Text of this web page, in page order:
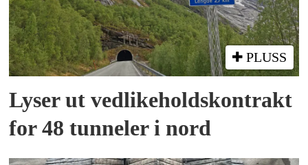
PLUSS
Lyser ut vedlikeholds­kontrakt
for 48 tunneler i nord